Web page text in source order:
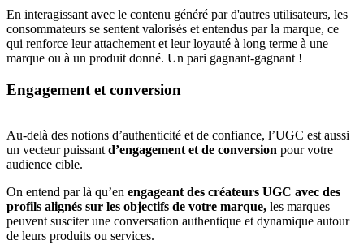
En interagissant avec le contenu généré par d'autres utilisateurs, les
consommateurs se sentent valorisés et entendus par la marque, ce
qui renforce leur attachement et leur loyauté à long terme à une
marque ou à un produit donné. Un pari gagnant-gagnant !
Engagement et conversion
Au-delà des notions d’authenticité et de confiance, l’UGC est aussi
un vecteur puissant d’engagement et de conversion pour votre
audience cible.
On entend par là qu’en engageant des créateurs UGC avec des
profils alignés sur les objectifs de votre marque, les marques
peuvent susciter une conversation authentique et dynamique autour
de leurs produits ou services.